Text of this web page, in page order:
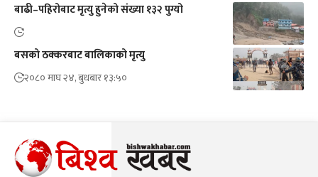
बाढी–पहिरोबाट मृत्यु हुनेको संख्या १३२ पुग्यो
बसको ठक्करबाट बालिकाको मृत्यु
२०८० माघ २४, बुधबार १३:५०